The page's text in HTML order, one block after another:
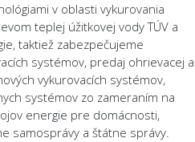
v oblasti vykurovania
teplej úžitkovej vody TÚV a
taktiež zabezpečujeme
systémov, predaj ohrievacej a
vykurovacích systémov,
systémov zo zameraním na
energie pre domácnosti,
samosprávy a štátne správy.